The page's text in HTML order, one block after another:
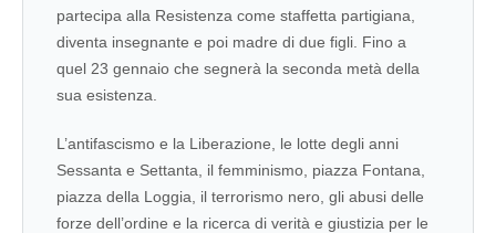
partecipa alla Resistenza come staffetta partigiana,
diventa insegnante e poi madre di due figli. Fino a
quel 23 gennaio che segnerà la seconda metà della
sua esistenza.
L’antifascismo e la Liberazione, le lotte degli anni
Sessanta e Settanta, il femminismo, piazza Fontana,
piazza della Loggia, il terrorismo nero, gli abusi delle
forze dell’ordine e la ricerca di verità e giustizia per le